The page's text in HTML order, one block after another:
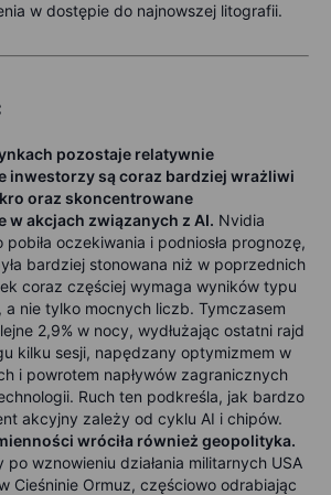
w dostępie do najnowszej litografii.
pozostaje relatywnie
inwestorzy są coraz bardziej wrażliwi
oraz skoncentrowane
w akcjach związanych z AI. Nvidia
pobiła oczekiwania i podniosła prognozę,
bardziej stonowana niż w poprzednich
coraz częściej wymaga wyników typu
a nie tylko mocnych liczb. Tymczasem
2,9% w nocy, wydłużając ostatni rajd
kilku sesji, napędzany optymizmem w
i powrotem napływów zagranicznych
Ruch ten podkreśla, jak bardzo
akcyjny zależy od cyklu AI i chipów.
wróciła również geopolityka.
po wznowieniu działania militarnych USA
Cieśninie Ormuz, częściowo odrabiając